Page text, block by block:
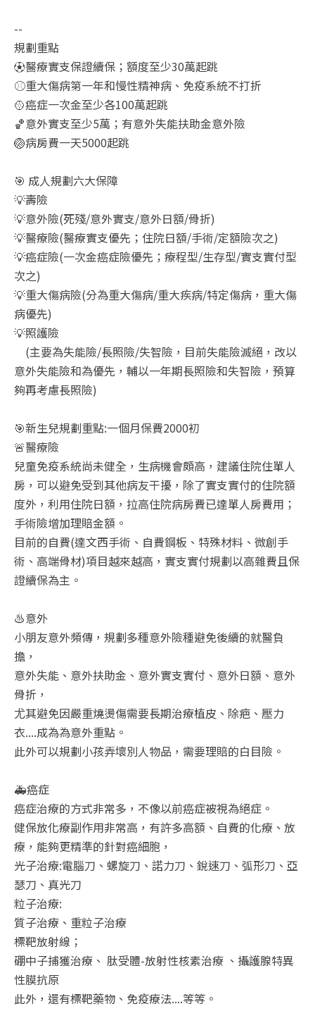
--
規劃重點
⚽醫療實支保證續保；額度至少30萬起跳
⚾重大傷病第一年和慢性精神病、免疫系統不打折
🥎癌症一次金至少各100萬起跳
🏀意外實支至少5萬；有意外失能扶助金意外險
🏐病房費一天5000起跳
🎯 成人規劃六大保障
💡壽險
💡意外險(死殘/意外實支/意外日額/骨折)
💡醫療險(醫療實支優先；住院日額/手術/定額險次之)
💡癌症險(一次金癌症險優先；療程型/生存型/實支實付型
次之)
💡重大傷病險(分為重大傷病/重大疾病/特定傷病，重大傷
病優先)
💡照護險
(主要為失能險/長照險/失智險，目前失能險滅絕，改以
意外失能險和為優先，輔以一年期長照險和失智險，預算
夠再考慮長照險)
🎯新生兒規劃重點:一個月保費2000初
🚨醫療險
兒童免疫系統尚未健全，生病機會頗高，建議住院住單人
房，可以避免受到其他病友干擾，除了實支實付的住院額
度外，利用住院日額，拉高住院病房費已達單人房費用；
手術險增加理賠金額。
目前的自費(達文西手術、自費鋼板、特殊材料、微創手
術、高端骨材)項目越來越高，實支實付規劃以高雜費且保
證續保為主。
♨️意外
小朋友意外頻傳，規劃多種意外險種避免後續的就醫負
擔，
意外失能、意外扶助金、意外實支實付、意外日額、意外
骨折，
尤其避免因嚴重燒燙傷需要長期治療植皮、除疤、壓力
衣....成為為意外重點。
此外可以規劃小孩弄壞別人物品，需要理賠的白目險。
🚑癌症
癌症治療的方式非常多，不像以前癌症被視為絕症。
健保放化療副作用非常高，有許多高額、自費的化療、放
療，能夠更精準的針對癌細胞，
光子治療:電腦刀、螺旋刀、諾力刀、銳速刀、弧形刀、亞
瑟刀、真光刀
粒子治療:
質子治療、重粒子治療
標靶放射線；
硼中子捕獲治療、 肽受體-放射性核素治療 、攝護腺特異
性膜抗原
此外，還有標靶藥物、免疫療法....等等。